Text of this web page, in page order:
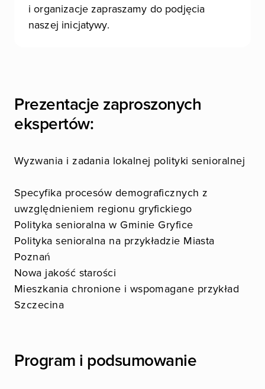
i organizacje zapraszamy do podjęcia
naszej inicjatywy.
Prezentacje zaproszonych
ekspertów:
Wyzwania i zadania lokalnej polityki senioralnej
Specyfika procesów demograficznych z
uwzględnieniem regionu gryfickiego
Polityka senioralna w Gminie Gryfice
Polityka senioralna na przykładzie Miasta
Poznań
Nowa jakość starości
Mieszkania chronione i wspomagane przykład
Szczecina
Program i podsumowanie